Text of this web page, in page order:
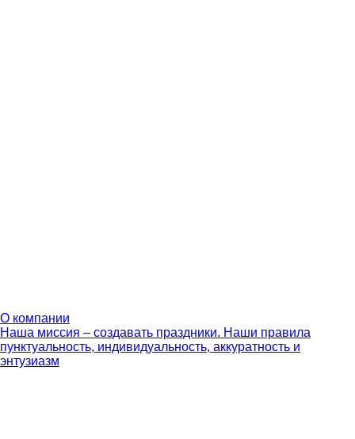
О компании
Наша миссия – создавать праздники. Наши правила
пунктуальность, индивидуальность, аккуратность и
энтузиазм